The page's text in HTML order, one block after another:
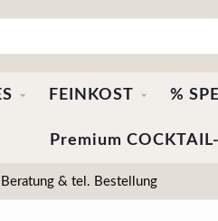
FEINKOST %
Premium
& tel. Bestellung